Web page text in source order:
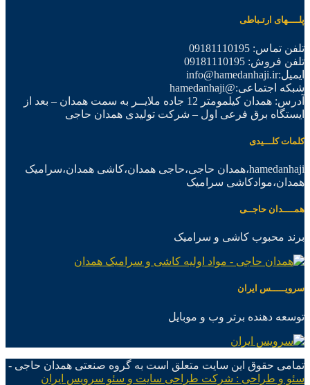
پلــــهای ارتـباطی
تلفن تماس: 09181110195
تلفن فروش: 09181110195
ایمیل:info@hamedanhaji.ir
شبکه اجتماعی:@hamedanhaji
آدرس: همدان کیلمومتر 12 جاده ملایــر به سمت همدان – بعد از
ایستگاه برق فرعی اول – شرکت تولیدی همدان حاجی
کلمات کلـــیدی
hamedanhaji،همدان حاجی،حاجی همدان،کاشی همدان،سرامیک
همدان،موادکاشی سرامیک
همــــدان حاجــی
برند محبوب کاشی و سرامیک
سرویـــــس ایران
توسعه دهنده برتر وب و موبایل
تمامی حقوق این سایت متعلق است به گروه صنعتی همدان حاجی -
سئو و طراحی : شرکت طراحی سایت و سئو سرویس ایران